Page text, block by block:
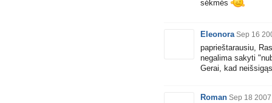
sėkmės
Eleonora Sep 16
paprieštarausiu,
negalima sakyti
Gerai, kad
Roman Sep 18